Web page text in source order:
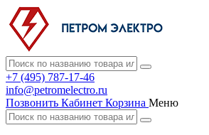
+7 (495) 787-17-46
info@petromelectro.ru
Позвонить Кабинет Корзина Меню